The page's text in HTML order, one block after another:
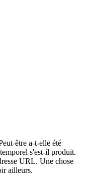
être a-t-elle été
s'est-il produit.
URL. Une chose
ailleurs.